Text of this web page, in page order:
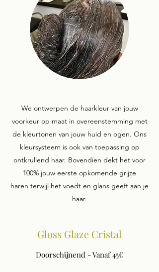
We ontwerpen de haarkleur van jouw
voorkeur op maat in overeenstemming met
de kleurtonen van jouw huid en ogen. Ons
kleursysteem is ook van toepassing op
ontkrullend haar. Bovendien dekt het voor
100% jouw eerste opkomende grijze
haren terwijl het voedt en glans geeft aan je
haar.
Gloss Glaze Cristal
Doorschijnend - Vanaf 45€